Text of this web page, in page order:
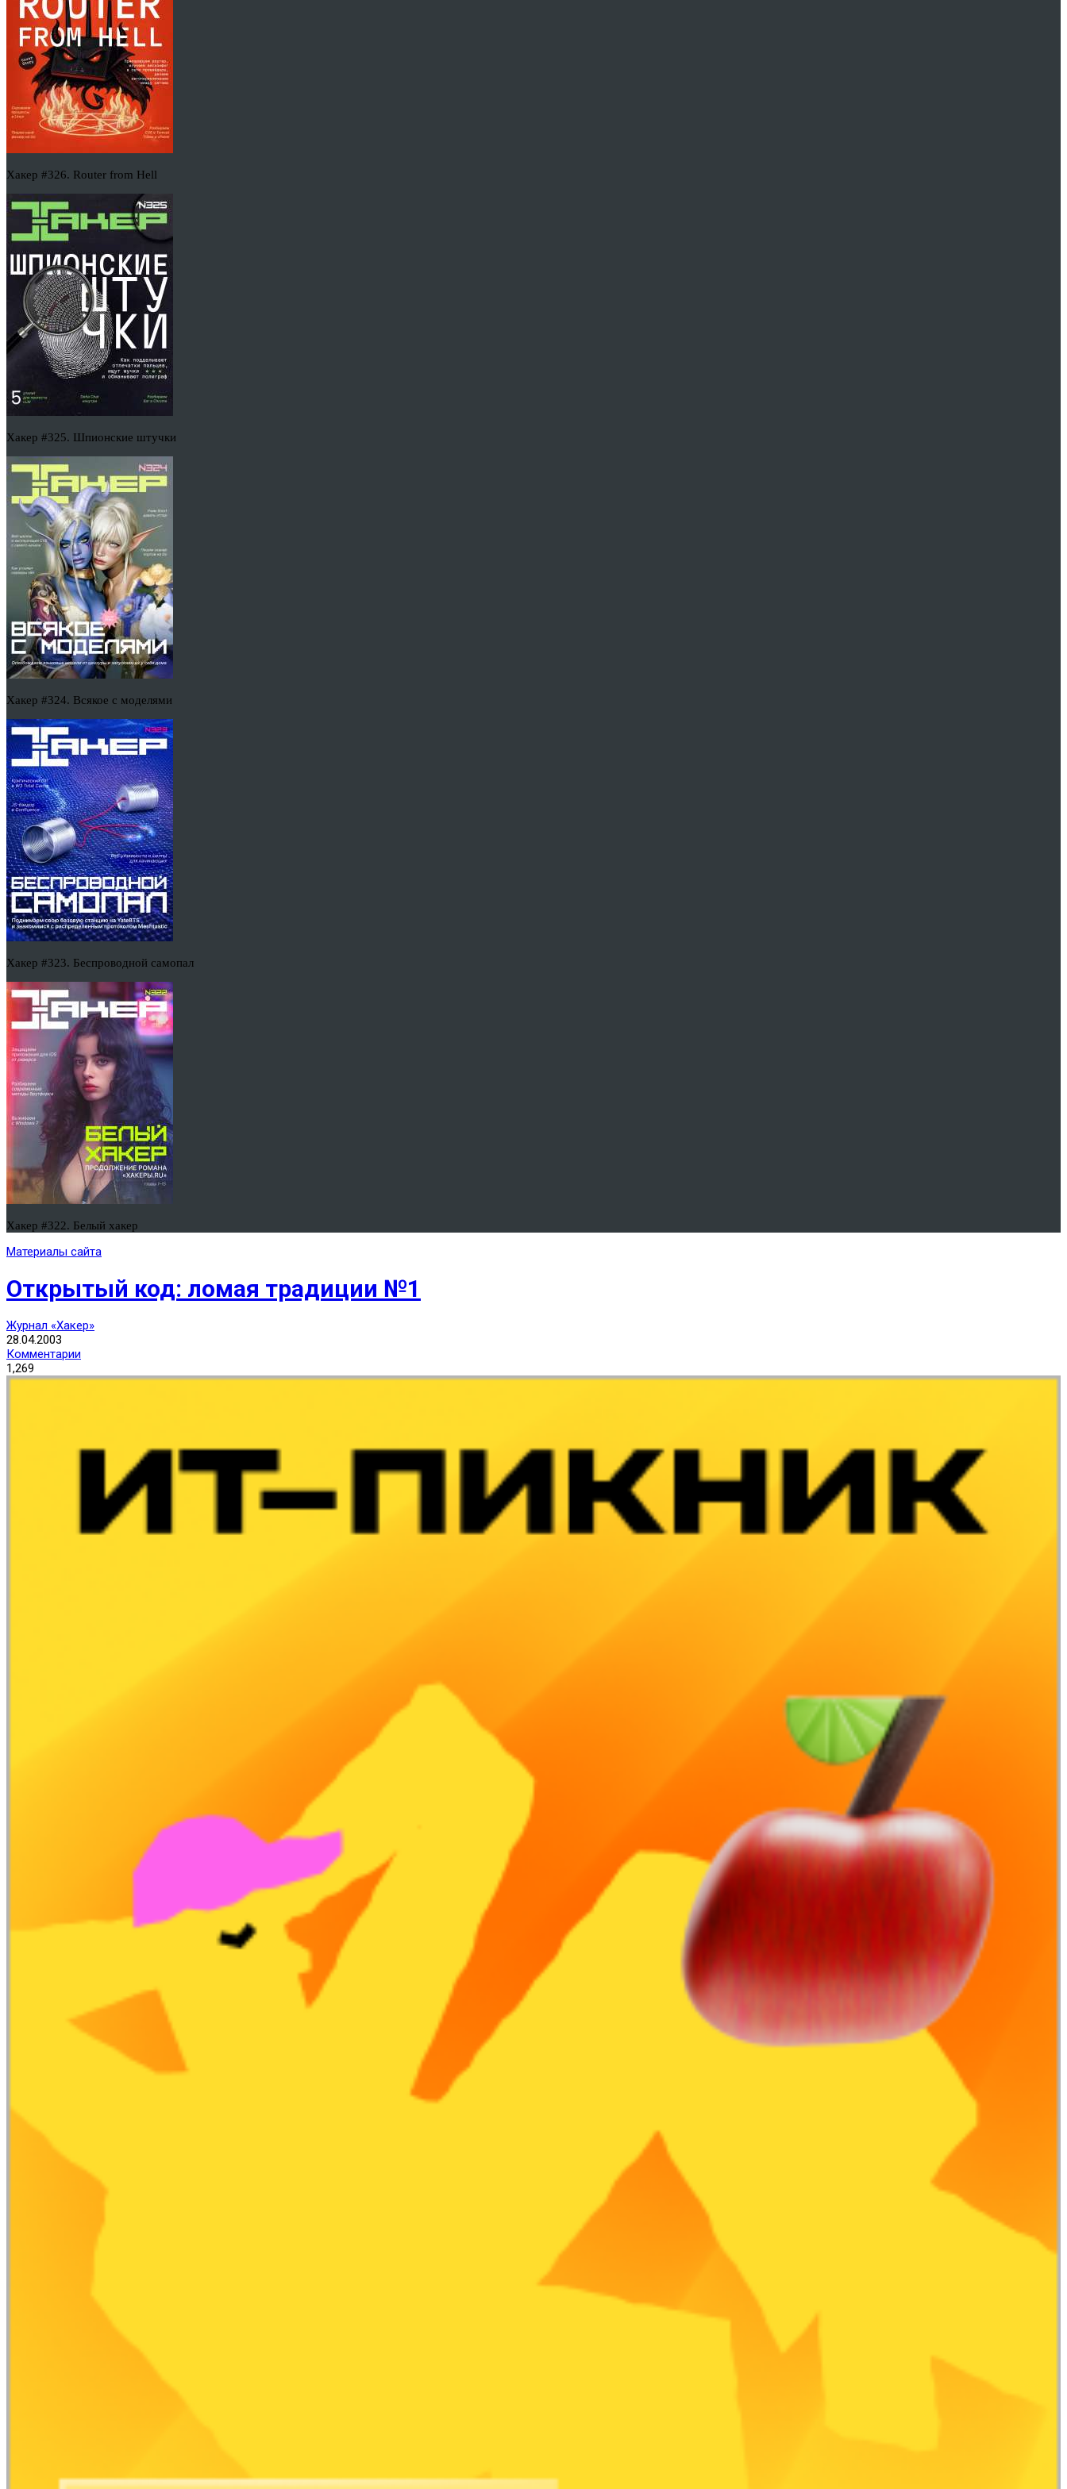
Хакер #326. Router from Hell
Хакер #325. Шпионские штучки
Хакер #324. Всякое с моделями
Хакер #323. Беспроводной самопал
Хакер #322. Белый хакер
Материалы сайта
Открытый код: ломая традиции №1
Журнал «Хакер»
28.04.2003
Комментарии
1,269